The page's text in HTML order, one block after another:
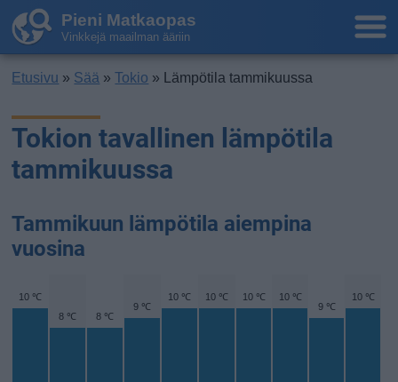
Pieni Matkaopas
Vinkkejä maailman ääriin
Etusivu » Sää »Tokio » Lämpötila tammikuussa
Tokion tavallinen lämpötila
tammikuussa
Tammikuun lämpötila aiempina
vuosina
10 ℃
8 ℃ 8 ℃
9 ℃
10 ℃ 10 ℃ 10 ℃ 10 ℃
9 ℃
10 ℃